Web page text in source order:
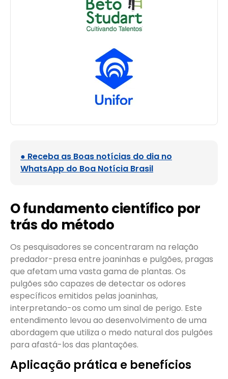
● Receba as Boas notícias do dia no
WhatsApp do Boa Notícia Brasil
O fundamento científico por
trás do método
Os pesquisadores se concentraram na relação
predador-presa entre joaninhas e pulgões, pragas
que afetam uma vasta gama de plantas. Os
pulgões são capazes de detectar os odores
específicos emitidos pelas joaninhas,
interpretando-os como um sinal de perigo. Este
entendimento levou ao desenvolvimento de uma
abordagem que utiliza o medo natural dos pulgões
para afastá-los das plantações.
Aplicação prática e benefícios